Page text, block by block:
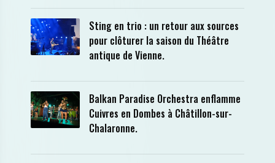
Sting en trio : un retour aux sources
pour clôturer la saison du Théâtre
antique de Vienne.
Balkan Paradise Orchestra enflamme
Cuivres en Dombes à Châtillon-sur-
Chalaronne.